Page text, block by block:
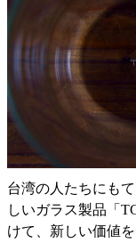
台湾の人たちにも
しいガラス製品「
けて、新しい価値